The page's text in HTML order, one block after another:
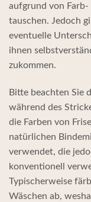
aufgrund von Farb-
tauschen. Jedoch
eventuelle
ihnen
zukommen.
Bitte beachten Sie
während des
die Farben von
natürlichen
verwendet, die
konventionell
Typischerweise
Wäschen ab,